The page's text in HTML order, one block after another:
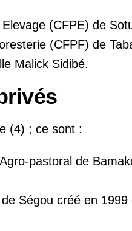
(CFPE) de
(CFPF) de
Malick Sidibé.
(4) ; ce sont :
pastoral de
Ségou créé en